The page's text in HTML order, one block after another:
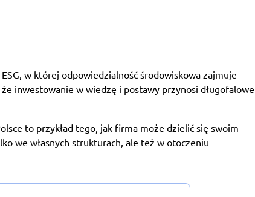
w której odpowiedzialność środowiskowa zajmuje
inwestowanie w wiedzę i postawy przynosi długofalowe
to przykład tego, jak firma może dzielić się swoim
we własnych strukturach, ale też w otoczeniu